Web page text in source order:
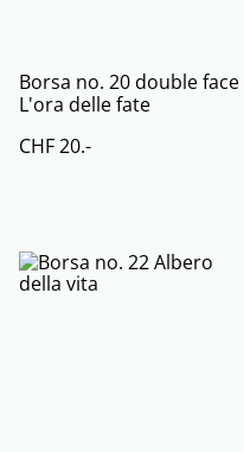
Borsa no. 20 double face
L'ora delle fate
CHF 20.-